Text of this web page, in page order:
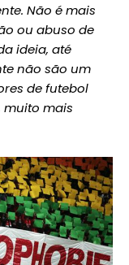
Não é mais
ou abuso de
ideia, até
não são um
de futebol
muito mais